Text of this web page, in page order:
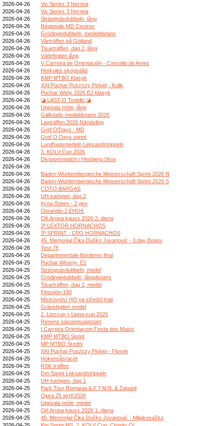
2026-04-26
Vic Series 3 Nerrina
2026-04-26
Vic Series 3 Nerrina
2026-04-26
Strängnäsdubbeln, lång
2026-04-26
Régionale MD Cestres
2026-04-26
Grödingedubbeln, medeldistans
2026-04-26
Vårträffen på Gotland
2026-04-26
Tisarträffen, dag 2, lång
2026-04-26
Vättefejden lång
2026-04-26
V Carreira de Orientación - Concello de Ames
2026-04-26
Herkules skogsdåd
2026-04-26
KMP MTBO Klasyk
2026-04-26
XXI Puchar Puszczy Piskiej - Kulik
2026-04-26
Puchar Wisły 2026 E2 klasyk
2026-04-26
◪ LAST-O Toriello ◪
2026-04-26
Uppsala möte, lång
2026-04-26
Gällstads medeldistans 2026
2026-04-26
Laxträffen 2026 Närtävling
2026-04-26
Gref O'Days - MD
2026-04-26
Gref O Days sprint
2026-04-26
Lundhagsmedeln Leksandstrippeln
2026-04-26
3. KOLV-Cup 2026
2026-04-26
Divisionsmatch i Hesbjerg Skov
2026-04-26
2026-04-26
Baden-Württembergische Meisterschaft Sprint 2026 N
2026-04-26
Baden-Württembergische Meisterschaft Sprint 2026 S
2026-04-26
COTO BARGAS
2026-04-26
UH-kampen, dag 2
2026-04-26
Купа Ловеч - 2 ден
2026-04-26
Otxandio-2.EHOK
2026-04-26
OK Arona kauss 2026 2. diena
2026-04-26
2ª LEXTOR HORNACHOS
2026-04-26
3º SPRINT - CPO HORNACHOS
2026-04-26
45. Memorijal Čika Duško Jovanović - 3.day Bogov
2026-04-26
Test 78
2026-04-26
Departementale Borderes final
2026-04-25
Puchar Wiosny_E1
2026-04-25
Strängnäsdubbeln, medel
2026-04-25
Grödingedubbeln, långdistans
2026-04-25
Tisarträffen, dag 1, medel
2026-04-25
Finnsjön-100
2026-04-25
Mistrovství HO na střední trati
2026-04-25
Gränsfejden medel
2026-04-25
2. Linzcup + Lipno-cup 2026
2026-04-25
Renens säsongsuppstart
2026-04-25
I Carreira Orientaçom Festa dos Maios
2026-04-25
KMP MTBO Sprint
2026-04-25
MP MTBO Średni
2026-04-25
XXI Puchar Puszczy Piskiej - Flosek
2026-04-25
Hökensåsracet
2026-04-25
RSK-träffen
2026-04-25
Dm Sprint Leksandstrippeln
2026-04-25
UH-kampen, dag 1
2026-04-25
Park Tour Romania & F.T.M.B. & Zaganii
2026-04-25
Ojura 25 avril 2026
2026-04-25
Uppsala möte, medel
2026-04-25
OK Arona kauss 2026 1. diena
2026-04-25
45. Memorijal Čika Duško Jovanović - Miljakovačka